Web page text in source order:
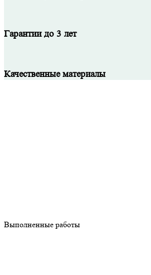
Гарантии до 3 лет
Качественные материалы
Выполненные работы